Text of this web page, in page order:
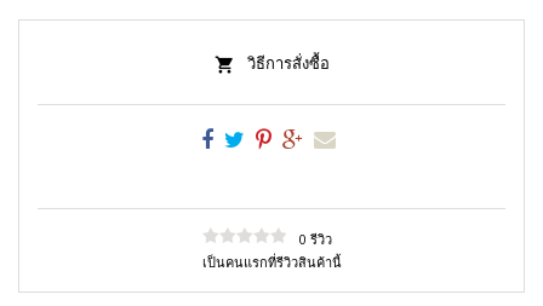
วิธีการสั่งซื้อ
0 รีวิว
เป็นคนแรกที่รีวิวสินค้านี้